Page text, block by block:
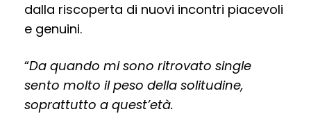
dalla riscoperta di nuovi incontri piacevoli
e genuini.
“Da quando mi sono ritrovato single
sento molto il peso della solitudine,
soprattutto a quest’età.